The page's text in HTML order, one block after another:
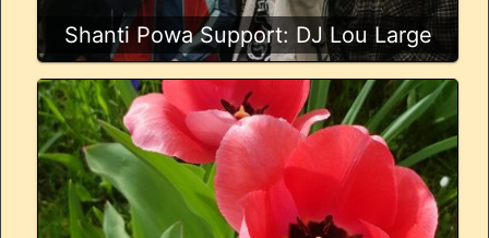
Shanti Powa Support: DJ Lou Large